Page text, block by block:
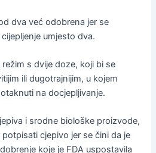
dva već odobrena jer se
umjesto dva.
s dvije doze, koji bi se
ili dugotrajnijim, u kojem
na docjepljivanje.
i srodne biološke proizvode,
potpisati cjepivo jer se čini da je
koje je FDA uspostavila